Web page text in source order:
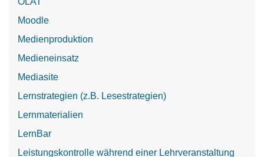
Moodle
Medienproduktion
Medieneinsatz
Mediasite
Lernstrategien (z.B. Lesestrategien)
Lernmaterialien
LernBar
Leistungskontrolle während einer Lehrveranstaltung